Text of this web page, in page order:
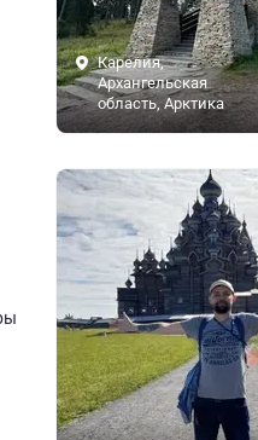
Карелия,
Архангельская
область, Арктика